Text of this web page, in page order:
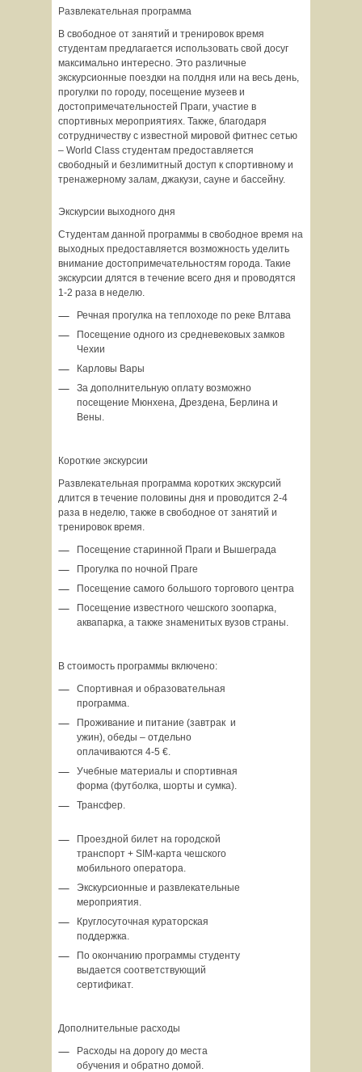
Развлекательная программа
В свободное от занятий и тренировок время
студентам предлагается использовать свой досуг
максимально интересно. Это различные
экскурсионные поездки на полдня или на весь день,
прогулки по городу, посещение музеев и
достопримечательностей Праги, участие в
спортивных мероприятиях. Также, благодаря
сотрудничеству с известной мировой фитнес сетью
– World Class студентам предоставляется
свободный и безлимитный доступ к спортивному и
тренажерному залам, джакузи, сауне и бассейну.
Экскурсии выходного дня
Студентам данной программы в свободное время на
выходных предоставляется возможность уделить
внимание достопримечательностям города. Такие
экскурсии длятся в течение всего дня и проводятся
1-2 раза в неделю.
Речная прогулка на теплоходе по реке Влтава
Посещение одного из средневековых замков
Чехии
Карловы Вары
За дополнительную оплату возможно
посещение Мюнхена, Дрездена, Берлина и
Вены.
Короткие экскурсии
Развлекательная программа коротких экскурсий
длится в течение половины дня и проводится 2-4
раза в неделю, также в свободное от занятий и
тренировок время.
Посещение старинной Праги и Вышеграда
Прогулка по ночной Праге
Посещение самого большого торгового центра
Посещение известного чешского зоопарка,
аквапарка, а также знаменитых вузов страны.
В стоимость программы включено:
Спортивная и образовательная
программа.
Проживание и питание (завтрак и
ужин), обеды – отдельно
оплачиваются 4-5 €.
Учебные материалы и спортивная
форма (футболка, шорты и сумка).
Трансфер.
Проездной билет на городской
транспорт + SIM-карта чешского
мобильного оператора.
Экскурсионные и развлекательные
мероприятия.
Круглосуточная кураторская
поддержка.
По окончанию программы студенту
выдается соответствующий
сертификат.
Дополнительные расходы
Расходы на дорогу до места
обучения и обратно домой.